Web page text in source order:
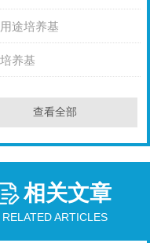
途培养基
养基
查看全部
相关文章
RELATED ARTICLES